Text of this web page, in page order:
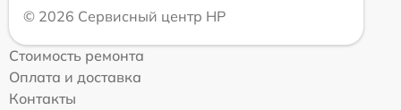
© 2026 Сервисный центр HP
Стоимость ремонта
Оплата и доставка
Контакты